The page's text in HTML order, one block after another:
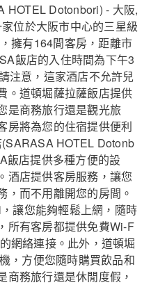
HOTEL Dotonbori) - 大阪,
位於大阪市中心的三星級
擁有164間客房，距離市
飯店的入住時間為下午3
注意，這家酒店不允許兒
。道頓堀薩拉薩飯店提供
是商務旅行還是觀光旅
房將為您的住宿提供便利
HOTEL Dotonb
飯店提供多種方便的設
酒店提供客房服務，讓您
，而不用離開您的房間。
讓您能夠輕鬆上網，隨時
所有客房都提供免費Wi-F
網絡連接。此外，道頓堀
，方便您隨時購買飲品和
商務旅行還是休閒度假，